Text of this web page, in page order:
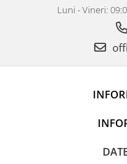
Luni - Vineri: